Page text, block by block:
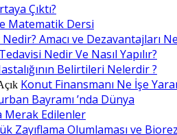
Çıktı?
Matematik Dersi
Amacı ve Dezavantajları
Nedir Ve Nasıl Yapılır?
Belirtileri Nelerdir ?
Konut Finansmanı Ne İşe
Bayramı ’nda Dünya
Merak Edilenler
Zayıflama Olumlaması ve